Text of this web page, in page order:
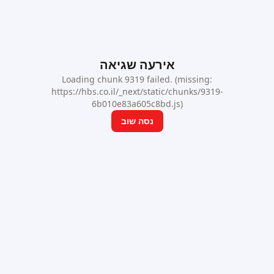
אירעה שגיאה
Loading chunk 9319 failed. (missing:
https://hbs.co.il/_next/static/chunks/9319-
6b010e83a605c8bd.js)